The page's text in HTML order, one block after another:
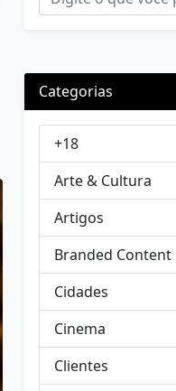
Categorias
+18
Arte & Cultura
Artigos
Branded Content
Cidades
Cinema
Clientes